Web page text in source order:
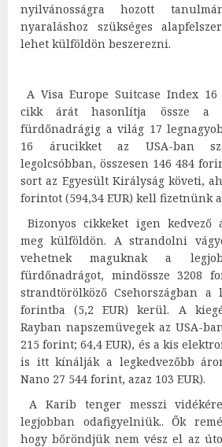
nyilvánosságra hozott
nyaraláshoz szükséges
lehet külföldön beszerezni.
A Visa Europe Suitcase Index
cikk árát hasonlítja össze a
fürdőnadrágig a világ 17
16 árucikket az USA-ban
legolcsóbban, összesen 146 484
sort az Egyesült Királyság követi,
forintot (594,34 EUR) kell fizetnünk
Bizonyos cikkeket igen kedvező
meg külföldön. A strandolni
vehetnek maguknak a
fürdőnadrágot, mindössze 3208
strandtörölköző Csehországban a
forintba (5,2 EUR) kerül. A
Rayban napszemüvegek az USA-
215 forint; 64,4 EUR), és a kis
is itt kínálják a legkedvezőbb
Nano 27 544 forint, azaz 103 EUR).
A Karib tenger messzi
legjobban odafigyelniük.. Ők
hogy bőröndjük nem vész el az